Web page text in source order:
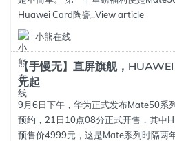
Huawei Card陶瓷..View article
小熊在线
【手慢无】直屏旗舰，
元起
9月6日下午，华为正式发布Mate50系
预约，21日10点08分正式开售，其中
预售价4999元，这是Mate系列时隔两